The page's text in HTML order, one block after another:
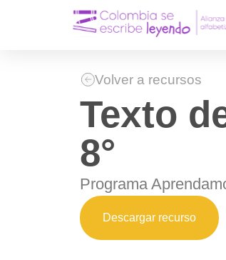
Volver a recursos
Texto
8°
Programa
Descargar recurso